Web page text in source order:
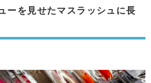
ーを見せたマスラッシュに長